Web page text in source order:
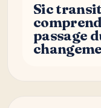
Sic
passage